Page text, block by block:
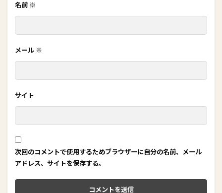
名前 ※
メール ※
サイト
次回のコメントで使用するためブラウザーに自分の名前、メール
アドレス、サイトを保存する。